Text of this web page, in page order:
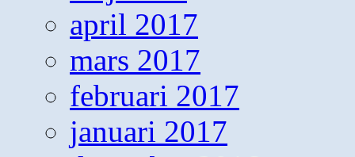
april 2017
mars 2017
februari 2017
januari 2017